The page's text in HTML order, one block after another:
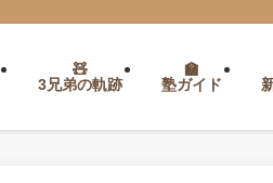
3兄弟の軌跡 塾ガイド